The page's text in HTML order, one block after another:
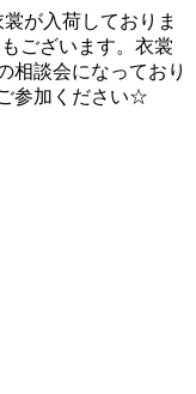
が入荷しておりま
ございます。衣裳
相談会になっており
参加ください☆